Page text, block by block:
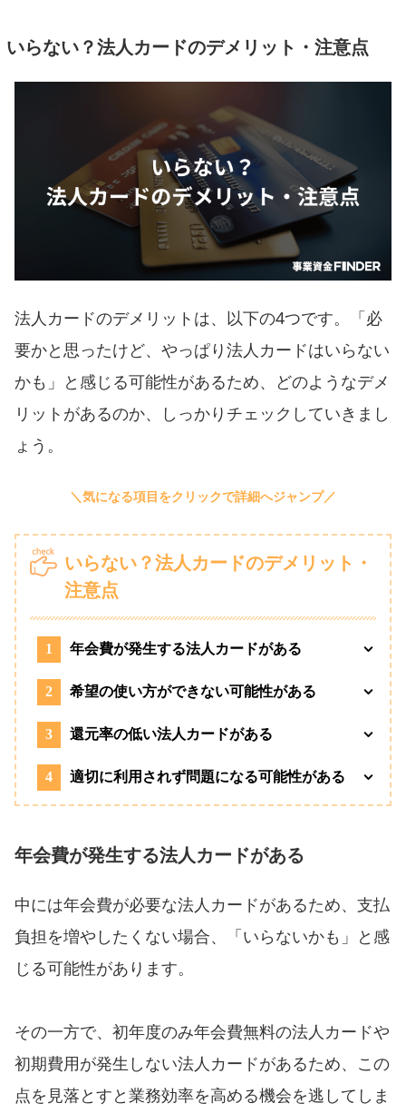
いらない？法人カードのデメリット・注意点
法人カードのデメリットは、以下の4つです。「必
要かと思ったけど、やっぱり法人カードはいらない
かも」と感じる可能性があるため、どのようなデメ
リットがあるのか、しっかりチェックしていきまし
ょう。
いらない？法人カードのデメリット・
注意点
1 年会費が発生する法人カードがある
2 希望の使い方ができない可能性がある
3 還元率の低い法人カードがある
4 適切に利用されず問題になる可能性がある
年会費が発生する法人カードがある
中には年会費が必要な法人カードがあるため、支払
負担を増やしたくない場合、「いらないかも」と感
じる可能性があります。
その一方で、初年度のみ年会費無料の法人カードや
初期費用が発生しない法人カードがあるため、この
点を見落とすと業務効率を高める機会を逃してしま